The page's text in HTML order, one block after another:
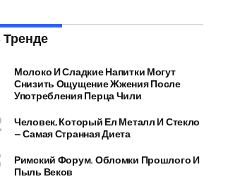
Тренде
Молоко И Сладкие Напитки Могут
Снизить Ощущение Жжения После
Употребления Перца Чили
Человек, Который Ел Металл И Стекло
— Самая Странная Диета
Римский Форум. Обломки Прошлого И
Пыль Веков